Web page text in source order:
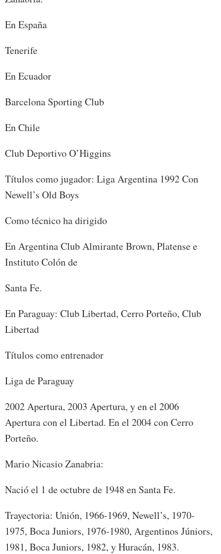
En España
Tenerife
En Ecuador
Barcelona Sporting Club
En Chile
Club Deportivo O’Higgins
Títulos como jugador: Liga Argentina 1992 Con
Newell’s Old Boys
Como técnico ha dirigido
En Argentina Club Almirante Brown, Platense e
Instituto Colón de
Santa Fe.
En Paraguay: Club Libertad, Cerro Porteño, Club
Libertad
Títulos como entrenador
Liga de Paraguay
2002 Apertura, 2003 Apertura, y en el 2006
Apertura con el Libertad. En el 2004 con Cerro
Porteño.
Mario Nicasio Zanabria:
Nació el 1 de octubre de 1948 en Santa Fe.
Trayectoria: Unión, 1966-1969, Newell’s, 1970-
1975, Boca Juniors, 1976-1980, Argentinos Júniors,
1981, Boca Juniors, 1982, y Huracán, 1983.